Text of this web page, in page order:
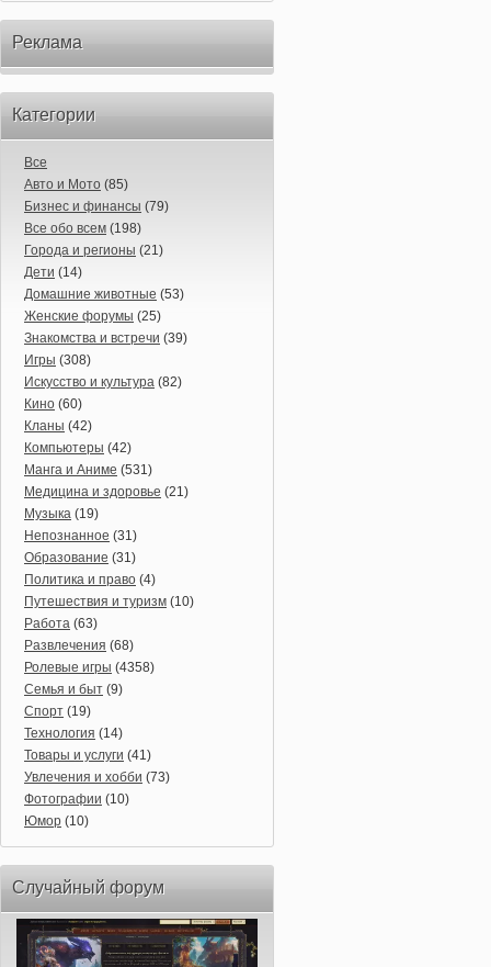
Реклама
Категории
Все
Авто и Мото (85)
Бизнес и финансы (79)
Все обо всем (198)
Города и регионы (21)
Дети (14)
Домашние животные (53)
Женские форумы (25)
Знакомства и встречи (39)
Игры (308)
Искусство и культура (82)
Кино (60)
Кланы (42)
Компьютеры (42)
Манга и Аниме (531)
Медицина и здоровье (21)
Музыка (19)
Непознанное (31)
Образование (31)
Политика и право (4)
Путешествия и туризм (10)
Работа (63)
Развлечения (68)
Ролевые игры (4358)
Семья и быт (9)
Спорт (19)
Технология (14)
Товары и услуги (41)
Увлечения и хобби (73)
Фотографии (10)
Юмор (10)
Случайный форум